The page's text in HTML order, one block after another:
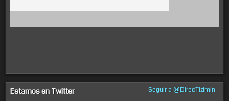
Estamos en Twitter
Seguir a @DirecTizimin